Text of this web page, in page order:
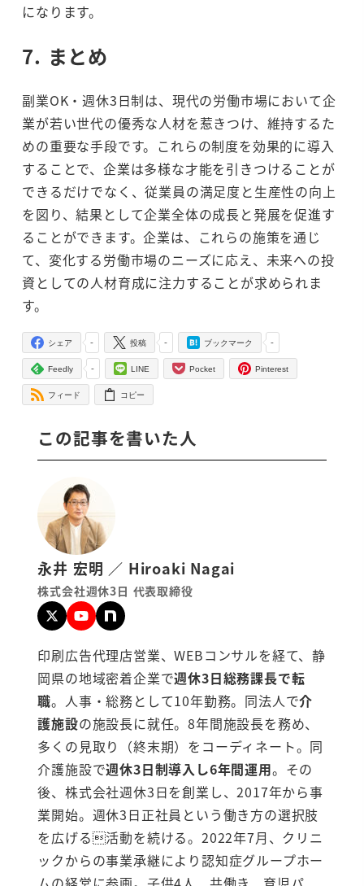
になります。
7. まとめ
副業OK・週休3日制は、現代の労働市場において企
業が若い世代の優秀な人材を惹きつけ、維持するた
めの重要な手段です。これらの制度を効果的に導入
することで、企業は多様な才能を引きつけることが
できるだけでなく、従業員の満足度と生産性の向上
を図り、結果として企業全体の成長と発展を促進す
ることができます。企業は、これらの施策を通じ
て、変化する労働市場のニーズに応え、未来への投
資としての人材育成に注力することが求められま
す。
-
シェア -
投稿 -
ブックマーク
-
Feedly LINE Pocket Pinterest
フィード コピー
この記事を書いた人
永井 宏明 ／ Hiroaki Nagai
株式会社週休3日 代表取締役
印刷広告代理店営業、WEBコンサルを経て、静
岡県の地域密着企業で週休3日総務課長で転
職。人事・総務として10年勤務。同法人で介
護施設の施設長に就任。8年間施設長を務め、
多くの見取り（終末期）をコーディネート。同
介護施設で週休3日制導入し6年間運用。その
後、株式会社週休3日を創業し、2017年から事
業開始。週休3日正社員という働き方の選択肢
を広げる活動を続ける。2022年7月、クリニ
ックからの事業承継により認知症グループホー